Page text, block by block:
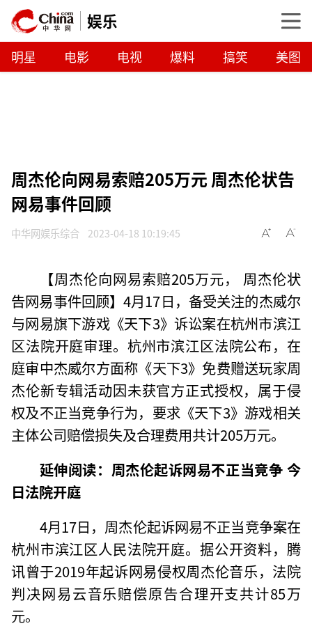
娱乐
明星 电影 电视 爆料 搞笑 美图
周杰伦向网易索赔205万元 周杰伦状告
网易事件回顾
中华网娱乐综合 2023-04-18 10:19:45
【周杰伦向网易索赔205万元， 周杰伦状
告网易事件回顾】4月17日，备受关注的杰威尔
与网易旗下游戏《天下3》诉讼案在杭州市滨江
区法院开庭审理。杭州市滨江区法院公布，在
庭审中杰威尔方面称《天下3》免费赠送玩家周
杰伦新专辑活动因未获官方正式授权，属于侵
权及不正当竞争行为，要求《天下3》游戏相关
主体公司赔偿损失及合理费用共计205万元。
延伸阅读：周杰伦起诉网易不正当竞争 今
日法院开庭
4月17日，周杰伦起诉网易不正当竞争案在
杭州市滨江区人民法院开庭。据公开资料，腾
讯曾于2019年起诉网易侵权周杰伦音乐，法院
判决网易云音乐赔偿原告合理开支共计85万
元。